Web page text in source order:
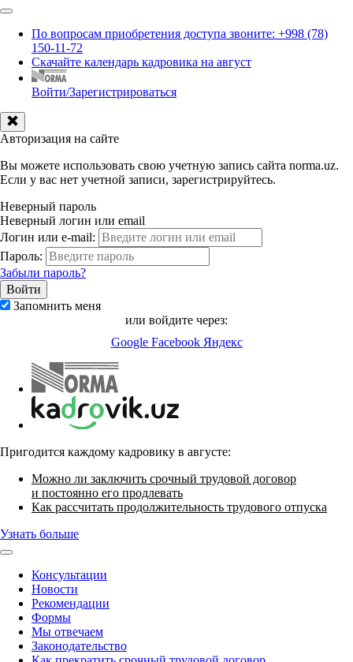
По вопросам приобретения доступа звоните: +998 (78)
150-11-72
Скачайте календарь кадровика на август
Войти/Зарегистрироваться
Авторизация на сайте
Вы можете использовать свою учетную запись сайта norma.uz.
Если у вас нет учетной записи, зарегистрируйтесь.
Неверный пароль
Неверный логин или email
Логин или e-mail:
Пароль:
Забыли пароль?
Запомнить меня
или войдите через:
Google Facebook Яндекс
Пригодится каждому кадровику в августе:
Можно ли заключить срочный трудовой договор
и постоянно его продлевать
Как рассчитать продолжительность трудового отпуска
Узнать больше
Консультации
Новости
Рекомендации
Формы
Мы отвечаем
Законодательство